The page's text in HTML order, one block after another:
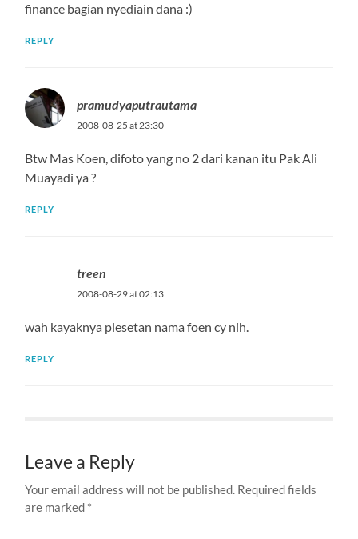
finance bagian nyediain dana :)
REPLY
pramudyaputrautama
2008-08-25 at 23:30
Btw Mas Koen, difoto yang no 2 dari kanan itu Pak Ali
Muayadi ya ?
REPLY
treen
2008-08-29 at 02:13
wah kayaknya plesetan nama foen cy nih.
REPLY
Leave a Reply
Your email address will not be published. Required fields
are marked *